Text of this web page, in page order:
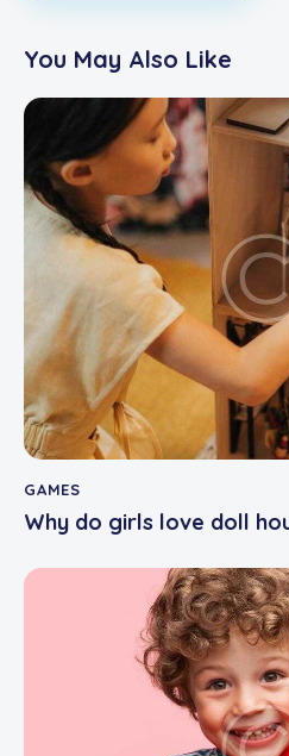
You May Also Like
GAMES
Why do girls love doll